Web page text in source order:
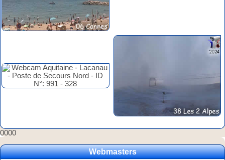
0000
Webmasters